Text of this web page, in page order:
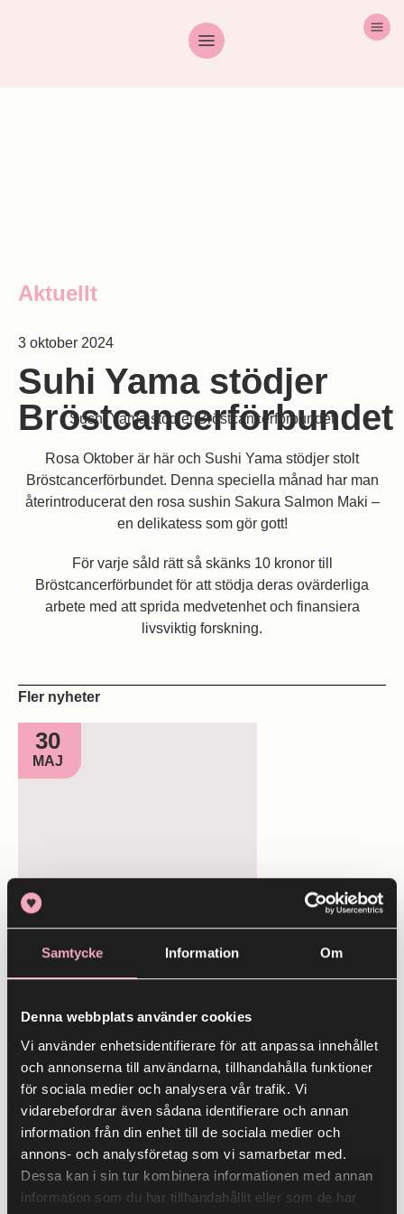
Samtycke Information Om
Denna webbplats använder cookies
Vi använder enhetsidentifierare för att anpassa innehållet
och annonserna till användarna, tillhandahålla funktioner
för sociala medier och analysera vår trafik. Vi
vidarebefordrar även sådana identifierare och annan
information från din enhet till de sociala medier och
annons- och analysföretag som vi samarbetar med.
Dessa kan i sin tur kombinera informationen med annan
information som du har tillhandahållit eller som de har
Aktuellt
3 oktober 2024
Suhi Yama stödjer
Bröstcancerförbundet
Sushi Yama stödjer Bröstcancerförbundet
Rosa Oktober är här och Sushi Yama stödjer stolt
Bröstcancerförbundet. Denna speciella månad har man
återintroducerat den rosa sushin Sakura Salmon Maki –
en delikatess som gör gott!
För varje såld rätt så skänks 10 kronor till
Bröstcancerförbundet för att stödja deras ovärderliga
arbete med att sprida medvetenhet och finansiera
livsviktig forskning.
Fler nyheter
30
MAJ
Sommarhäftet 2026
30 maj- 31 juli
28
MAJ